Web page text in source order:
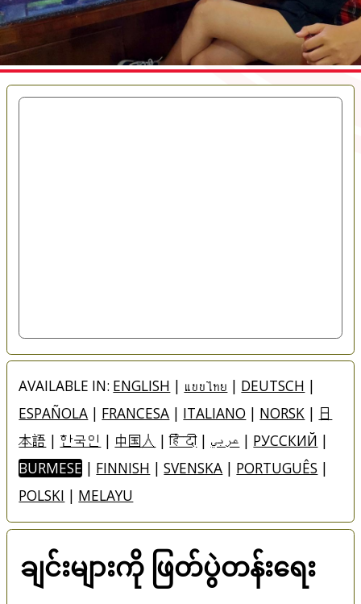
AVAILABLE IN: ENGLISH | แบบไทย | DEUTSCH |
ESPAÑOLA | FRANCESA | ITALIANO | NORSK | 日
本語 | 한국인 | 中国人 |हिंदी| عربي | РУССКИЙ |
BURMESE | FINNISH |SVENSKA | PORTUGUÊS |
POLSKI | MELAYU
ချင်းများကို ဖြတ်ပွဲတန်းရေး